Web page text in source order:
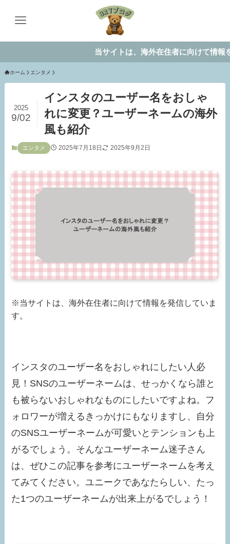
当サイトは、海外在住者に向けて情報を発信し
ホーム エンタメ
インスタのユーザー名をおしゃ
れに変更？ユーザーネームの海外
風も紹介
2025
9/02
エンタメ 2025年7月18日 2025年9月2日
※当サイトは、海外在住者に向けて情報を発信していま
す。
インスタのユーザー名をおしゃれにしたい人必
見！SNSのユーザーネームは、せっかくなら誰と
も被らないおしゃれなものにしたいですよね。フ
ォロワーが増えるきっかけにもなりますし、自分
のSNSユーザーネームが可愛いとテンションも上
がるでしょう。そんなユーザーネーム迷子さん
は、ぜひこの記事を参考にユーザーネームを考え
てみてください。ユニークであなたらしい、たっ
た1つのユーザーネームが出来上がるでしょう！